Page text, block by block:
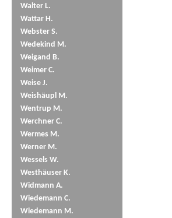
Walter L.
Wattar H.
Webster S.
Wedekind M.
Weigand B.
Weimer C.
Weise J.
Weishäupl M.
Wentrup M.
Werchner C.
Wermes M.
Werner M.
Wessels W.
Westhäuser K.
Widmann A.
Wiedemann C.
Wiedemann M.